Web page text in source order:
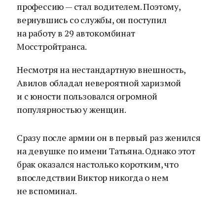
профессию — стал водителем. Поэтому,
вернувшись со службы, он поступил
на работу в 29 автокомбинат
Мосстройтранса.
Несмотря на нестандартную внешность,
Авилов обладал невероятной харизмой
и с юности пользовался огромной
популярностью у женщин.
Сразу после армии он в первый раз женился
на девушке по имени Татьяна. Однако этот
брак оказался настолько коротким, что
впоследствии Виктор никогда о нем
не вспоминал.